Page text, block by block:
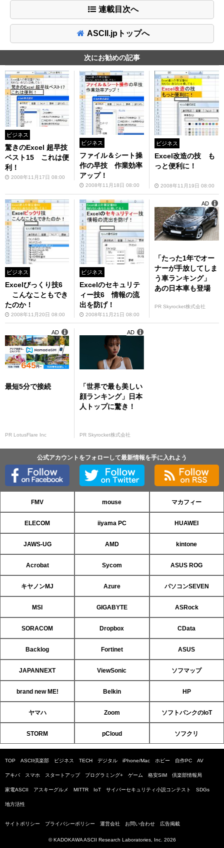
連載目次へ
ASCII.jpトップへ
次にお勧めの記事
ビジネス
驚きのExcel 超早技
ベスト15 これは便
利！
2008年11月17日 08:00
ビジネス
ファイル＆シート操
作の早技 作業効率
アップ！
2008年11月18日 08:00
ビジネス
Excel改造の技 も
っと便利に！
2008年11月19日 08:00
ビジネス
Excelびっくり技6
こんなこともでき
たのか！
2008年11月20日 08:00
ビジネス
Excelのセキュリテ
ィー技6 情報の流
出を防げ！
2008年11月21日 08:00
「たった1年でオー
ナーが手放してしま
う車ランキング」
あの日本車も登場
PR Skyrocket株式会社
AD
最短5分で接続
PR LotusFlare Inc
AD
「世界で最も美しい
顔ランキング」日本
人トップに驚き！
PR Skyrocket株式会社
AD
公式アカウントをフォローして最新情報を手に入れよう
FMV mouse マカフィー
ELECOM iiyama PC HUAWEI
JAWS-UG AMD kintone
Acrobat Sycom ASUS ROG
キヤノンMJ Azure パソコンSEVEN
MSI GIGABYTE ASRock
SORACOM Dropbox CData
Backlog Fortinet ASUS
JAPANNEXT ViewSonic ソフマップ
brand new ME! Belkin HP
ヤマハ Zoom ソフトバンクのIoT
STORM pCloud ソフクリ
TOP ASCII倶楽部 ビジネス TECH デジタル iPhone/Mac ホビー 自作PC AV
アキバ スマホ スタートアップ プログラミング+ ゲーム 格安SIM 倶楽部情報局
家電ASCII アスキーグルメ MITTR IoT サイバーセキュリティ小説コンテスト SDGs
地方活性
サイトポリシー プライバシーポリシー 運営会社 お問い合わせ 広告掲載
© KADOKAWA ASCII Research Laboratories, Inc. 2026